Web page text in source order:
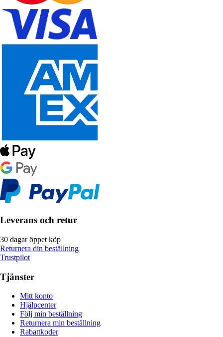
Leverans och retur
30 dagar öppet köp
Returnera din beställning
Trustpilot
Tjänster
Mitt konto
Hjälpcenter
Följ min beställning
Returnera min beställning
Rabattkoder